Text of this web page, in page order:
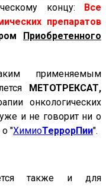
концу:
Все
препаратов
Приобретенного
применяемым
МЕТОТРЕКСАТ,
онкологических
и не говорит ни о
о "ХимиоТеррорПии".
также и для